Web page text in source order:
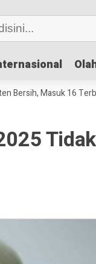
16 Terbaik